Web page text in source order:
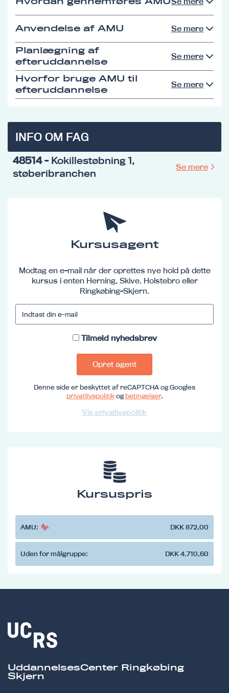
Anvendelse af AMU Se mere
Planlægning af
efteruddannelse
Se mere
Hvorfor bruge AMU til
efteruddannelse
Se mere
INFO OM FAG
48514- Kokillestøbning 1,
støberibranchen
Se mere
Kursusagent
Modtag en e-mail når der oprettes nye hold på dette
kursus i enten Herning, Skive, Holstebro eller
Ringkøbing-Skjern.
Tilmeld nyhedsbrev
Opret agent
Denne side er beskyttet af reCAPTCHA og Googles
privatlivspolitikogbetingelser.
Vis privatlivspolitik
Kursuspris
AMU: DKK 872,00
Uden for målgruppe: DKK 4.710,60
UddannelsesCenter Ringkøbing
Skjern